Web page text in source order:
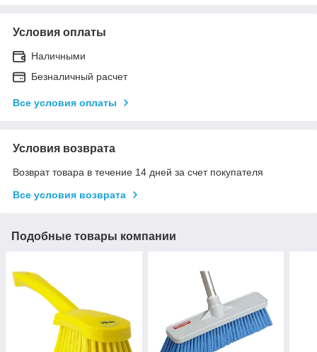
Условия оплаты
Наличными
Безналичный расчет
Все условия оплаты
Условия возврата
Возврат товара в течение 14 дней за счет покупателя
Все условия возврата
Подобные товары компании